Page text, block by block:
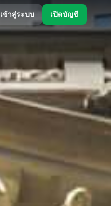
เข้าสู่ระบบ เปิดบัญชี